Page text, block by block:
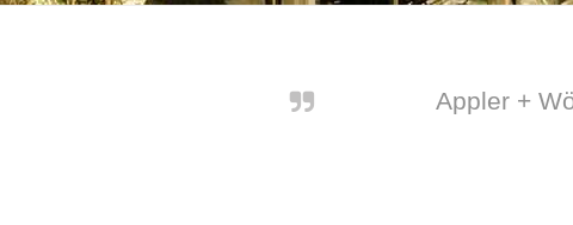
Appler +